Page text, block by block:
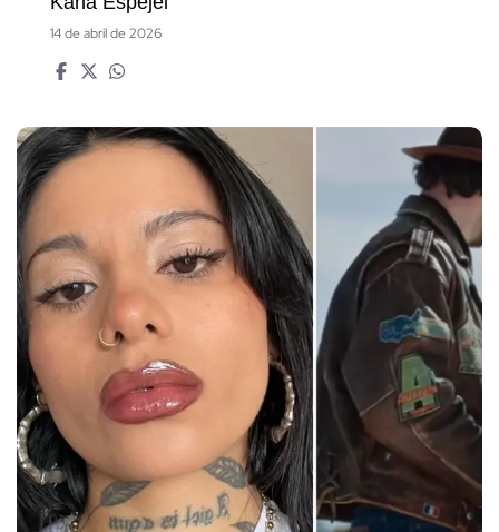
14 de abril de 2026